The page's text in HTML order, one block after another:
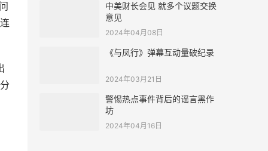
中美财长会见 就多个议题交换
意见
2024年04月08日
《与凤行》弹幕互动量破纪录
2024年03月21日
警惕热点事件背后的谣言黑作
坊
2024年04月16日